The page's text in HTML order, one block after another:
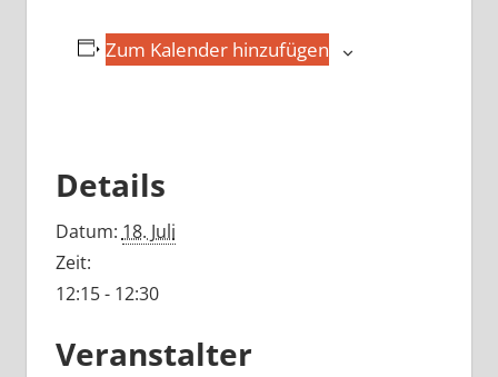
Zum Kalender hinzufügen
Details
Datum: 18. Juli
Zeit:
12:15 - 12:30
Veranstalter